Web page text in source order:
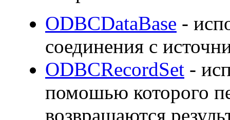
ODBCDataBase -
соединения с
ODBCRecordSet -
помошью которого
возвращаются